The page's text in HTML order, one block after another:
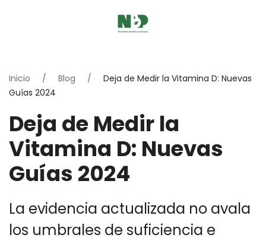
Inicio Blog
Deja de Medir la Vitamina D: Nuevas
Guías 2024
Deja de Medir la
Vitamina D: Nuevas
Guías 2024
La evidencia actualizada no avala
los umbrales de suficiencia e